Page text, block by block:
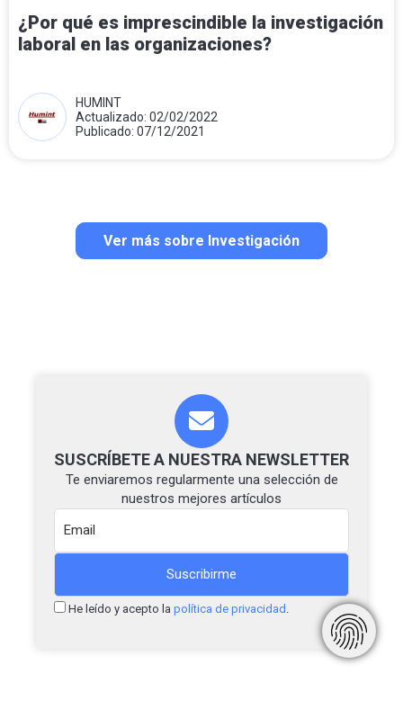
¿Por qué es imprescindible la investigación
laboral en las organizaciones?
HUMINT
Actualizado: 02/02/2022
Publicado: 07/12/2021
Ver más sobre Investigación
SUSCRÍBETE A NUESTRA NEWSLETTER
Te enviaremos regularmente una selección de
nuestros mejores artículos
He leído y acepto la política de privacidad